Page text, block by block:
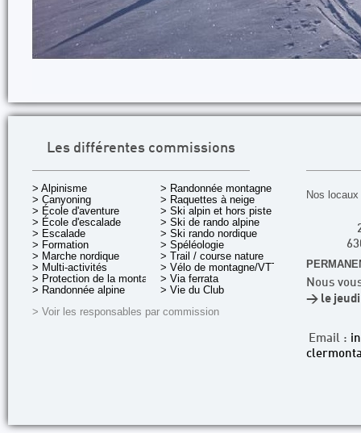
Les différentes commissions
> Alpinisme
> Canyoning
> École d'aventure
> École d'escalade
> Escalade
> Formation
> Marche nordique
> Multi-activités
> Protection de la montagne
> Randonnée alpine
> Randonnée montagne
> Raquettes à neige
> Ski alpin et hors piste
> Ski de rando alpine
> Ski rando nordique
> Spéléologie
> Trail / course nature
> Vélo de montagne/VTT
> Via ferrata
> Vie du Club
> Voir les responsables par commission
Nos
Nous
> le jeudi
Email :